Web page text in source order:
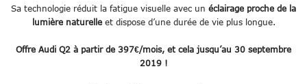
Pièces détachées
Sa technologie réduit la fatigue visuelle avec un éclairage proche de la
lumière naturelleet dispose d’une durée de vie plus longue.
Offre Audi Q2 à partir de 397€/mois, et cela jusqu’au 30 septembre
2019 !